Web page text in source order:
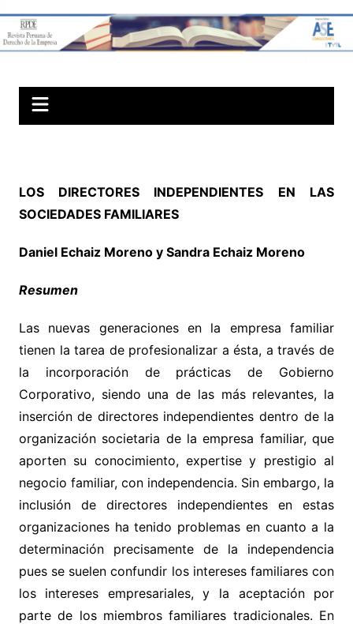
content
Revista Peruana
Societarios
LOS DIRECTORES INDEPENDIENTES EN LAS
SOCIEDADES FAMILIARES
Daniel Echaiz Moreno y Sandra Echaiz Moreno
Resumen
Las nuevas generaciones en la empresa familiar
tienen la tarea de profesionalizar a ésta, a través de
la incorporación de prácticas de Gobierno
Corporativo, siendo una de las más relevantes, la
inserción de directores independientes dentro de la
organización societaria de la empresa familiar, que
aporten su conocimiento, expertise y prestigio al
negocio familiar, con independencia. Sin embargo, la
inclusión de directores independientes en estas
organizaciones ha tenido problemas en cuanto a la
determinación precisamente de la independencia
pues se suelen confundir los intereses familiares con
los intereses empresariales, y la aceptación por
parte de los miembros familiares tradicionales. En